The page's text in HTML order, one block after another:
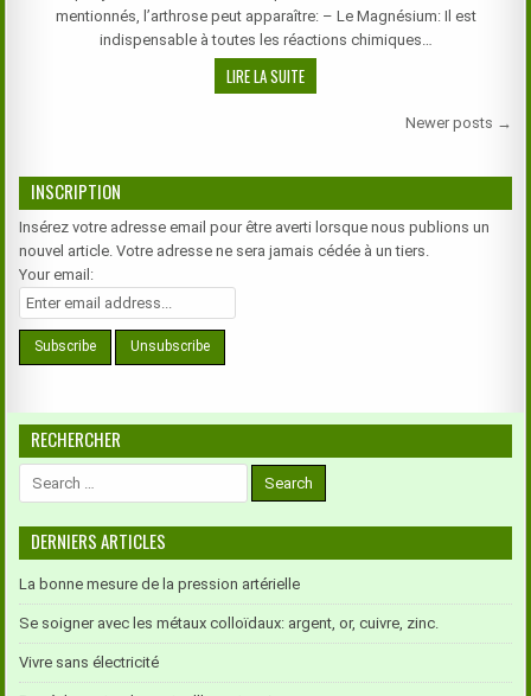
TESLA
mentionnés, l’arthrose peut apparaître: – Le Magnésium: Il est
indispensable à toutes les réactions chimiques…
LIRE LA SUITESOIGNER
NATURELLEMENT
articles
Newer posts →
INSCRIPTION
Insérez votre adresse email pour être averti lorsque nous publions un
nouvel article. Votre adresse ne sera jamais cédée à un tiers.
Your email:
RECHERCHER
DERNIERS ARTICLES
La bonne mesure de la pression artérielle
Se soigner avec les métaux colloïdaux: argent, or, cuivre, zinc.
Vivre sans électricité